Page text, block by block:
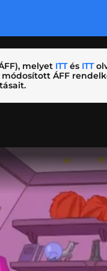
melyet ITTés ITT
ÁFF